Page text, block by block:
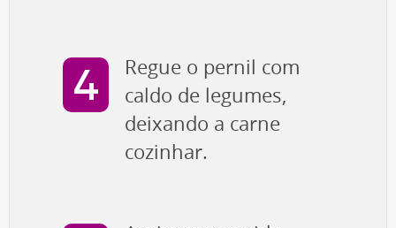
Regue o pernil com
caldo de legumes,
deixando a carne
cozinhar.